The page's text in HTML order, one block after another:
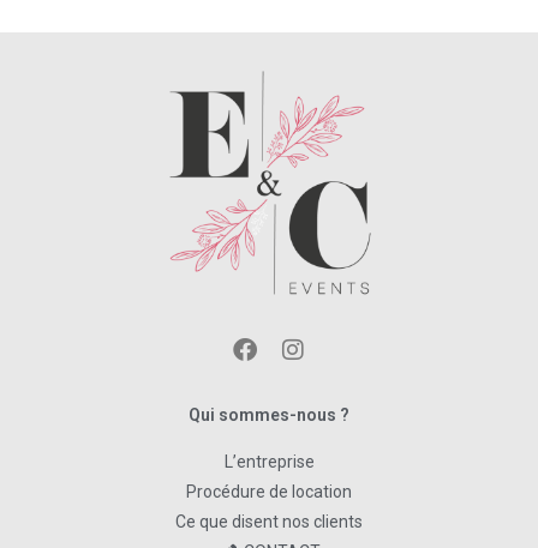
Qui sommes-nous ?
L’entreprise
Procédure de location
Ce que disent nos clients